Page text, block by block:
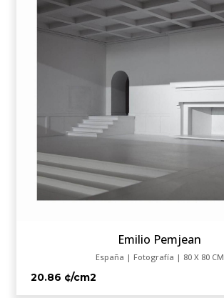
Emilio Pemjean
España | Fotografía | 80 X 80 CM
20.86 ¢/cm2